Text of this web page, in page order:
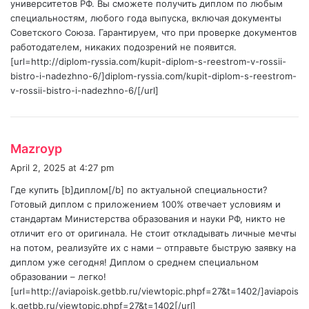
университетов РФ. Вы сможете получить диплом по любым
специальностям, любого года выпуска, включая документы
Советского Союза. Гарантируем, что при проверке документов
работодателем, никаких подозрений не появится.
[url=http://diplom-ryssia.com/kupit-diplom-s-reestrom-v-rossii-
bistro-i-nadezhno-6/]diplom-ryssia.com/kupit-diplom-s-reestrom-
v-rossii-bistro-i-nadezhno-6/[/url]
Mazroyp
a
s
:
April 2, 2025 at 4:27 pm
Где купить [b]диплом[/b] по актуальной специальности?
Готовый диплом с приложением 100% отвечает условиям и
стандартам Министерства образования и науки РФ, никто не
отличит его от оригинала. Не стоит откладывать личные мечты
на потом, реализуйте их с нами – отправьте быструю заявку на
диплом уже сегодня! Диплом о среднем специальном
образовании – легко!
[url=http://aviapoisk.getbb.ru/viewtopic.phpf=27&t=1402/]aviapois
k.getbb.ru/viewtopic.phpf=27&t=1402[/url]